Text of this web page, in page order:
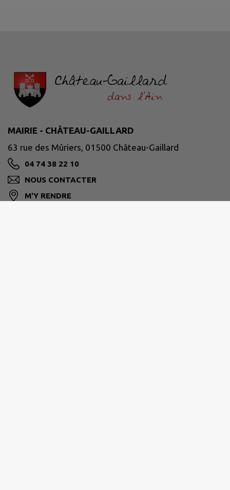
MAIRIE - CHÂTEAU-GAILLARD
63 rue des Mûriers, 01500 Château-Gaillard
04 74 38 22 10
NOUS CONTACTER
M'Y RENDRE